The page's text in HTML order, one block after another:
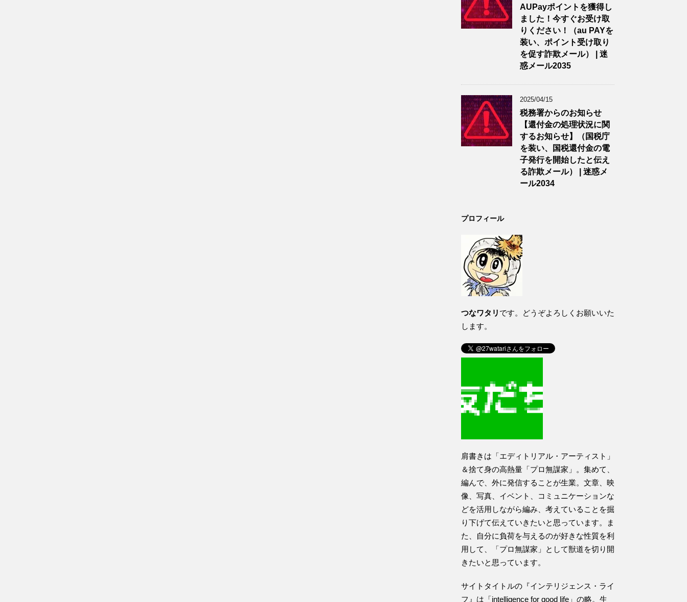
AUPayポイントを獲得し
ました！今すぐお受け取
りください！（au PAYを
装い、ポイント受け取り
を促す詐欺メール） | 迷
惑メール2035
2025/04/15
税務署からのお知らせ
【還付金の処理状況に関
するお知らせ】（国税庁
を装い、国税還付金の電
子発行を開始したと伝え
る詐欺メール） | 迷惑メ
ール2034
プロフィール
つなワタリ です。どうぞよろしくお願いいた
します。
肩書きは「エディトリアル・アーティスト」
＆捨て身の高熱量「プロ無謀家」。集めて、
編んで、外に発信することが生業。文章、映
像、写真、イベント、コミュニケーションな
どを活用しながら編み、考えていることを掘
り下げて伝えていきたいと思っています。ま
た、自分に負荷を与えるのが好きな性質を利
用して、「プロ無謀家」として獣道を切り開
きたいと思っています。
サイトタイトルの『インテリジェンス・ライ
フ』は「intelligence for good life」の略。生